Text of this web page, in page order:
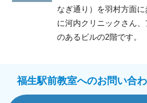
なぎ通り）を羽村方面
に河内クリニックさん
のあるビルの2階です。
福生駅前教室へのお問い合